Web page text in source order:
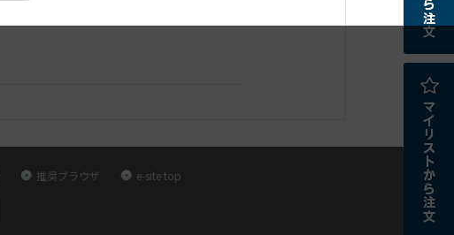
推奨ブラウザ e-site top